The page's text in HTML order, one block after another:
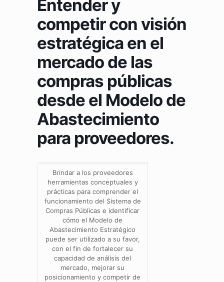
Entender y
competir con visión
estratégica en el
mercado de las
compras públicas
desde el Modelo de
Abastecimiento
para proveedores.
Brindar a los proveedores
herramientas conceptuales y
prácticas para comprender el
funcionamiento del Sistema de
Compras Públicas e identificar
cómo el Modelo de
Abastecimiento Estratégico
puede ser utilizado a su favor,
con el fin de fortalecer su
capacidad de análisis del
mercado, mejorar su
posicionamiento y competir de